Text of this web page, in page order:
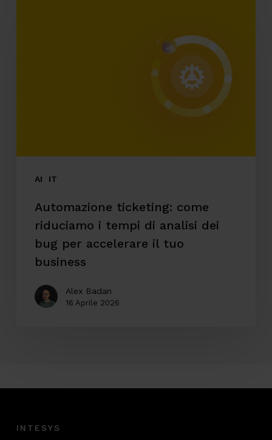
AI IT
dei
bug
accelerare
Automazione ticketing: come
riduciamo i tempi di analisi dei
bug per accelerare il tuo
business
Alex Badan
16 Aprile 2026
INTESYS